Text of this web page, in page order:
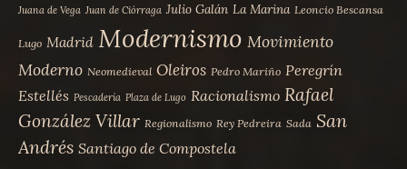
Juana de Vega Juan de Ciórraga Julio Galán La Marina Leoncio Bescansa
Lugo Madrid Modernismo Movimiento
Moderno Neomedieval Oleiros Pedro Mariño Peregrín
Estellés Pescadería Plaza de Lugo Racionalismo Rafael
González Villar Regionalismo Rey Pedreira Sada San
Andrés Santiago de Compostela